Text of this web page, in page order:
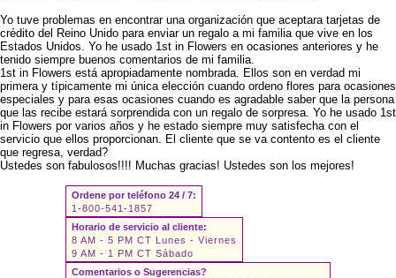
Yo tuve problemas en encontrar una organización que aceptara tarjetas de
crédito del Reino Unido para enviar un regalo a mi familia que vive en los
Estados Unidos. Yo he usado 1st in Flowers en ocasiones anteriores y he
tenido siempre buenos comentarios de mi familia.
1st in Flowers está apropiadamente nombrada. Ellos son en verdad mi
primera y típicamente mi única elección cuando ordeno flores para ocasiones
especiales y para esas ocasiones cuando es agradable saber que la persona
que las recibe estará sorprendida con un regalo de sorpresa. Yo he usado 1st
in Flowers por varios años y he estado siempre muy satisfecha con el
servicio que ellos proporcionan. El cliente que se va contento es el cliente
que regresa, verdad?
Ustedes son fabulosos!!!! Muchas gracias! Ustedes son los mejores!
Ordene por teléfono 24 / 7:
1-800-541-1857
Horario de servicio al cliente:
8 AM - 5 PM CT Lunes - Viernes
9 AM - 1 PM CT Sábado
Comentarios o Sugerencias?